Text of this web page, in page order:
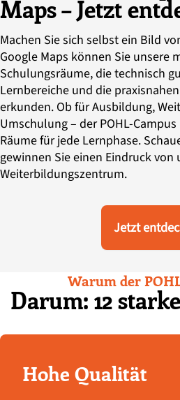
Maps – Jetzt
Machen Sie sich selbst ein Bild
Google Maps können Sie unsere
Schulungsräume, die technisch
Lernbereiche und die
erkunden. Ob für Ausbildung,
Umschulung – der POHL-
Räume für jede Lernphase.
gewinnen Sie einen Eindruck von
Weiterbildungszentrum.
Jetzt
Warum der
Darum: 12
Hohe Qualität